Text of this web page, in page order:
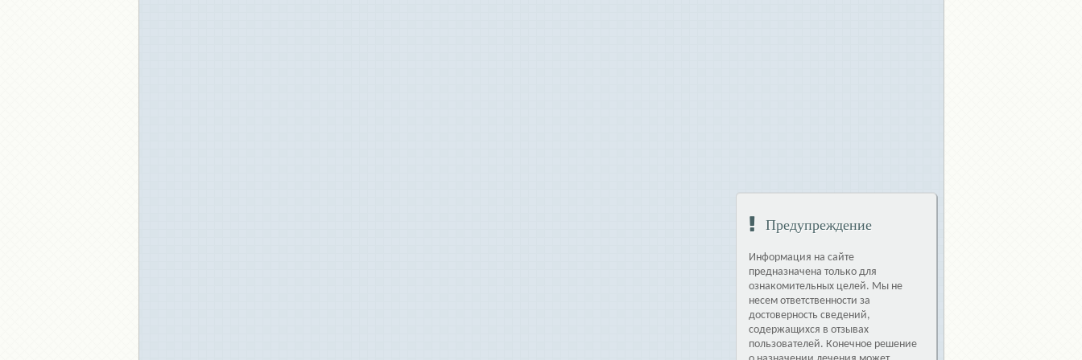
Предупреждение
Информация на сайте
предназначена только для
ознакомительных целей. Мы не
несем ответственности за
достоверность сведений,
содержащихся в отзывах
пользователей. Конечное решение